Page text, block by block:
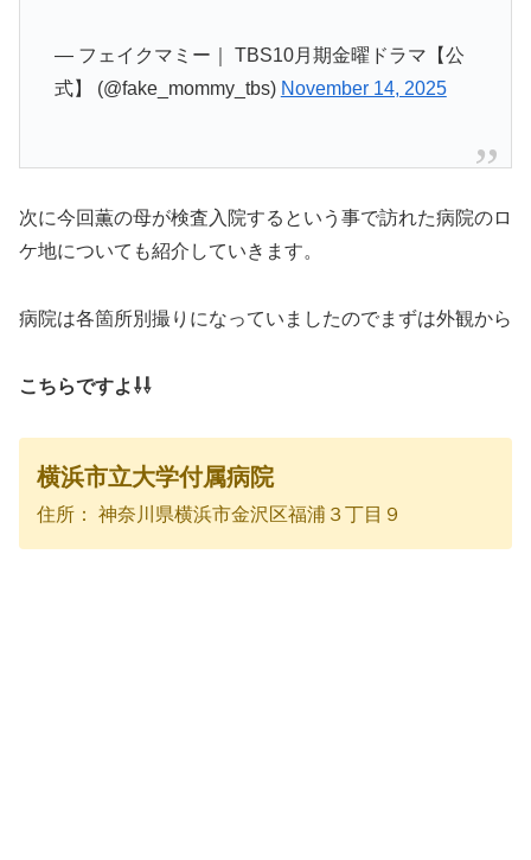
— フェイクマミー｜ TBS10月期金曜ドラマ【公
式】 (@fake_mommy_tbs) November 14, 2025
次に今回薫の母が検査入院するという事で訪れた病院のロ
ケ地についても紹介していきます。
病院は各箇所別撮りになっていましたのでまずは外観から
こちらですよ⇩⇩
横浜市立大学付属病院
住所： 神奈川県横浜市金沢区福浦３丁目９